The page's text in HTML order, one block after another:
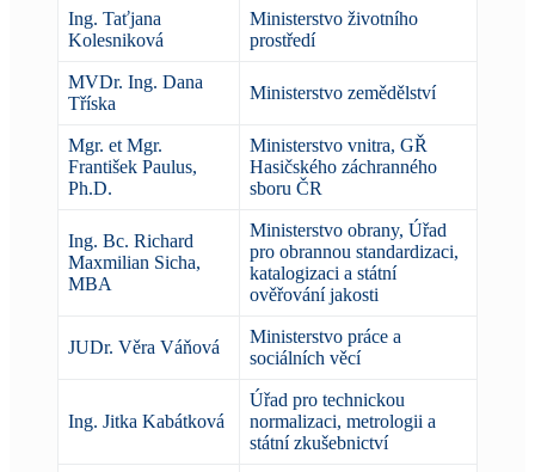
Ing. Taťjana
Kolesniková
Ministerstvo životního
prostředí
MVDr. Ing. Dana
Tříska
Ministerstvo zemědělství
Mgr. et Mgr.
František Paulus,
Ph.D.
Ministerstvo vnitra, GŘ
Hasičského záchranného
sboru ČR
Ing. Bc. Richard
Maxmilian Sicha,
MBA
Ministerstvo obrany, Úřad
pro obrannou standardizaci,
katalogizaci a státní
ověřování jakosti
JUDr. Věra Váňová
Ministerstvo práce a
sociálních věcí
Ing. Jitka Kabátková
Úřad pro technickou
normalizaci, metrologii a
státní zkušebnictví